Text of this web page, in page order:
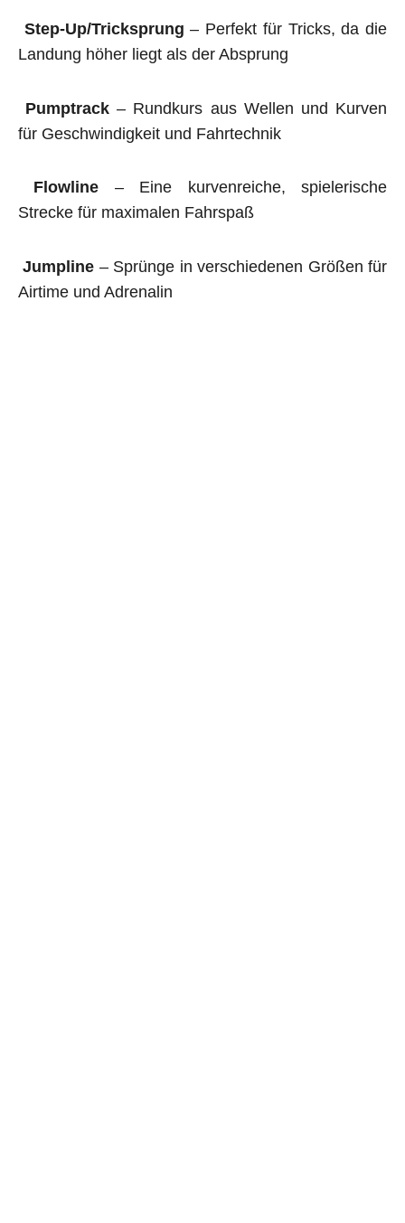
Step-Up/Tricksprung – Perfekt für Tricks, da die
Landung höher liegt als der Absprung
Pumptrack – Rundkurs aus Wellen und Kurven
für Geschwindigkeit und Fahrtechnik
Flowline – Eine kurvenreiche, spielerische
Strecke für maximalen Fahrspaß
Jumpline – Sprünge in verschiedenen Größen für
Airtime und Adrenalin